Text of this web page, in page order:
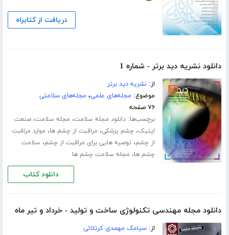
دریافت از کتابراه
دانلود نشریه دید برتر - شماره 1
از:نشریه دید برتر
موضوع: مجله‌های علمی، مجله‌های سلامتی
۷۶ صفحه
برچسب‌ها:دانلود مجله سلامت، مجله سلامت،صنعت
اپتیک، چشم پزشکی، مراقبت از چشم ها، موارد مراقبت
از چشم، توصیه هایی برای مراقبت از چشم، سلامت
چشم ها، مجله سلامت چشم ها
دانلود کتاب
دانلود مجله مهندسی تکنولوژی ساخت و تولید - خرداد و تیر ماه
از:سیامک مهمدی کرتلائی